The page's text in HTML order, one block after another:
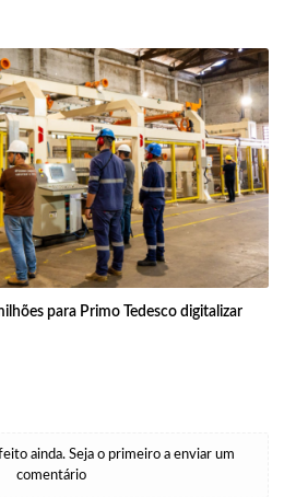
para Primo Tedesco digitalizar
ainda. Seja o primeiro a enviar um
comentário